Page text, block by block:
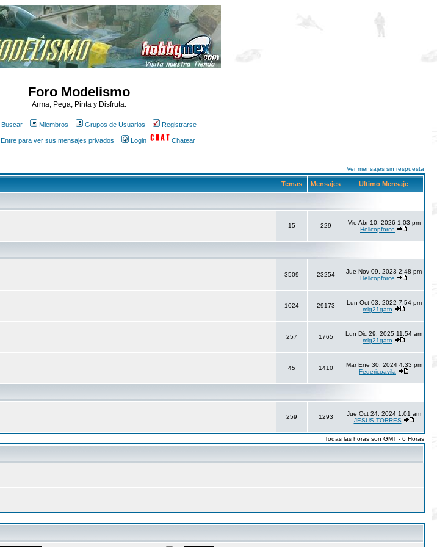
Foro Modelismo
Arma, Pega, Pinta y Disfruta.
Buscar Miembros Grupos de Usuarios Registrarse
Entre para ver sus mensajes privados Login Chatear
Ver mensajes sin respuesta
Temas Mensajes Ultimo Mensaje
15 229
Vie Abr 10, 2026 1:03 pm
Helicopforce
3509 23254
Jue Nov 09, 2023 2:48 pm
Helicopforce
1024 29173
Lun Oct 03, 2022 7:54 pm
mig21gato
257 1765
Lun Dic 29, 2025 11:54 am
mig21gato
45 1410
Mar Ene 30, 2024 4:33 pm
Federicoavila
259 1293
Jue Oct 24, 2024 1:01 am
JESUS TORRES
Todas las horas son GMT - 6 Horas